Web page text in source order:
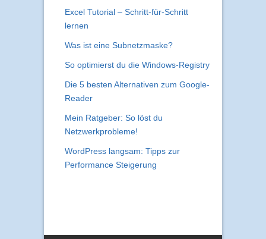
Excel Tutorial – Schritt-für-Schritt
lernen
Was ist eine Subnetzmaske?
So optimierst du die Windows-Registry
Die 5 besten Alternativen zum Google-
Reader
Mein Ratgeber: So löst du
Netzwerkprobleme!
WordPress langsam: Tipps zur
Performance Steigerung